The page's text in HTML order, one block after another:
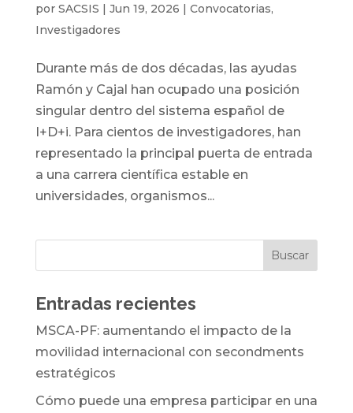
por SACSIS | Jun 19, 2026 | Convocatorias,
Investigadores
Durante más de dos décadas, las ayudas
Ramón y Cajal han ocupado una posición
singular dentro del sistema español de
I+D+i. Para cientos de investigadores, han
representado la principal puerta de entrada
a una carrera científica estable en
universidades, organismos...
Entradas recientes
MSCA-PF: aumentando el impacto de la
movilidad internacional con secondments
estratégicos
Cómo puede una empresa participar en una